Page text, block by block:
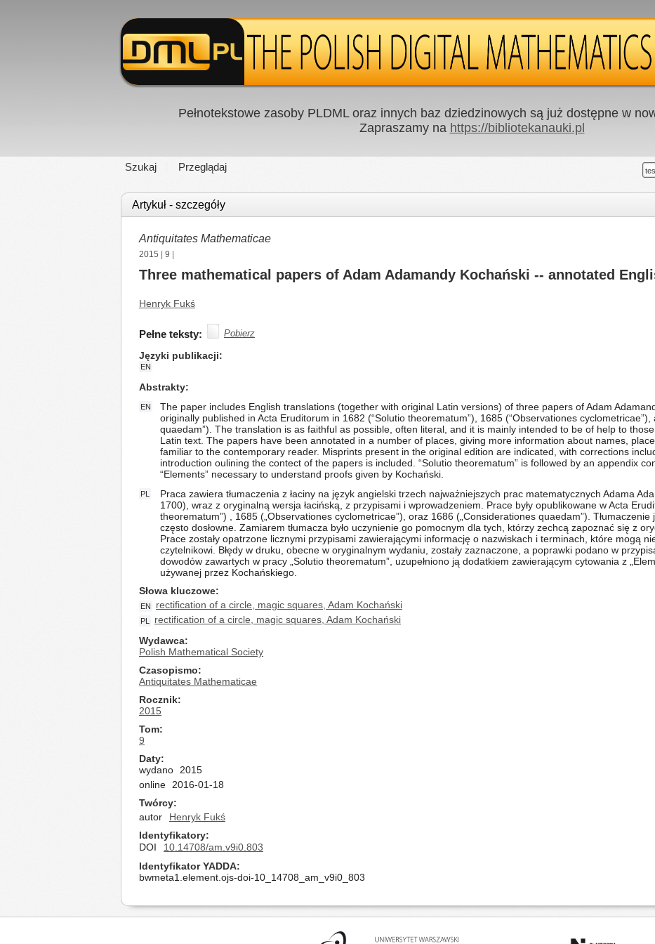
Pełnotekstowe zasoby PLDML oraz innych baz dziedzinowych są już dostępne w
Zapraszamy na https://bibliotekanauki.pl
Szukaj Przeglądaj
Artykuł - szczegóły
Antiquitates Mathematicae
2015 9
Three mathematical papers of Adam Adamandy Kochański -- annotated
Henryk Fukś
Pełne teksty: Pobierz
Języki publikacji
EN
Abstrakty
EN
The paper includes English translations (together with original Latin versions) of three papers of Adam
originally published in Acta Eruditorum in 1682 (“Solutio theorematum”), 1685 (“Observationes
quaedam”). The translation is as faithful as possible, often literal, and it is mainly intended to be of help to
Latin text. The papers have been annotated in a number of places, giving more information about names,
familiar to the contemporary reader. Misprints present in the original edition are indicated, with corrections
introduction oulining the contect of the papers is included. “Solutio theorematum” is followed by an appendix
“Elements” necessary to understand proofs given by Kochański.
PL
Praca zawiera tłumaczenia z łaciny na język angielski trzech najważniejszych prac matematycznych Adama
1700), wraz z oryginalną wersja łacińską, z przypisami i wprowadzeniem. Prace były opublikowane w Acta
theorematum”) , 1685 („Observationes cyclometricae”), oraz 1686 („Considerationes quaedam”). Tłumaczenie
często dosłowne. Zamiarem tłumacza było uczynienie go pomocnym dla tych, którzy zechcą zapoznać się z
Prace zostały opatrzone licznymi przypisami zawierającymi informację o nazwiskach i terminach, które mogą
czytelnikowi. Błędy w druku, obecne w oryginalnym wydaniu, zostały zaznaczone, a poprawki podano w
dowodów zawartych w pracy „Solutio theorematum”, uzupełniono ją dodatkiem zawierającym cytowania z
używanej przez Kochańskiego.
Słowa kluczowe
EN rectification of a circle, magic squares, Adam Kochański
PL
rectification of a circle, magic squares, Adam Kochański
Wydawca
Polish Mathematical Society
Czasopismo
Antiquitates Mathematicae
Rocznik
2015
Tom
9
Daty
wydano
2015
online
2016-01-18
Twórcy
autor
Henryk Fukś
Identyfikatory
DOI
10.14708/am.v9i0.803
Identyfikator YADDA
bwmeta1.element.ojs-doi-10_14708_am_v9i0_803